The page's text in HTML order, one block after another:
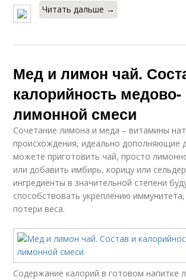
Читать дальше →
Мед и лимон чай.
калорийность медово-
лимонной смеси
Сочетание лимона и меда – витамины
происхождения, идеально дополняющие
можете приготовить чай, просто
или добавить имбирь, корицу или
ингредиенты в значительной степени
способствовать укреплению
потери веса.
Содержание калорий в готовом напитке